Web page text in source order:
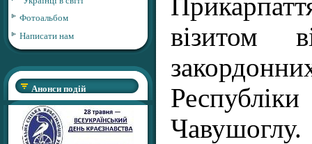
Фотоальбом
Написати нам
Анонси подій
візитом
Чавушоглу.